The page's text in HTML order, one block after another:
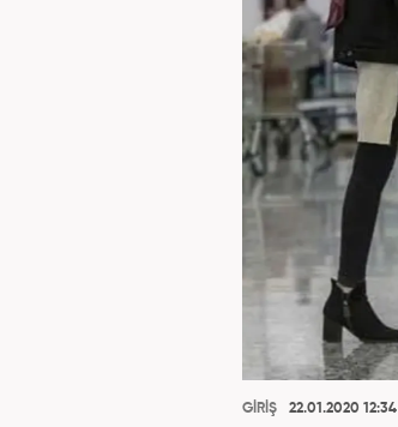
GİRİŞ 22.01.2020 12:34